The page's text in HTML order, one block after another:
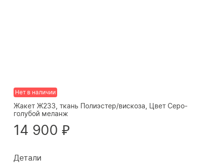
Нет в наличии
Жакет Ж233, ткань Полиэстер/вискоза, Цвет Серо-
голубой меланж
14 900 ₽
Детали